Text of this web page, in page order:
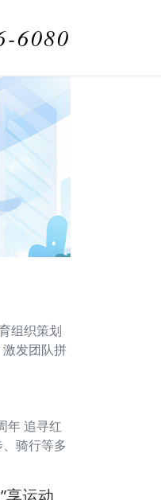
6080
组织策划
发团队拼
年 追寻红
骑行等多